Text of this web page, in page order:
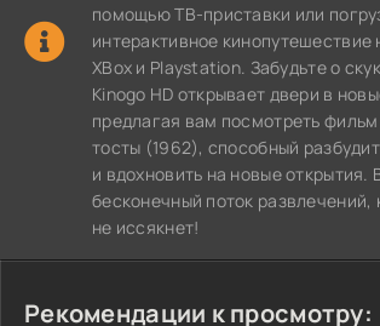
помощью ТВ-приставки или
интерактивное кинопутешествие
XBox и Playstation. Забудьте о
Kinogo HD открывает двери в
предлагая вам посмотреть
тосты (1962), способный
и вдохновить на новые открытия.
бесконечный поток развлечений,
не иссякнет!
Рекомендации к просмотру: